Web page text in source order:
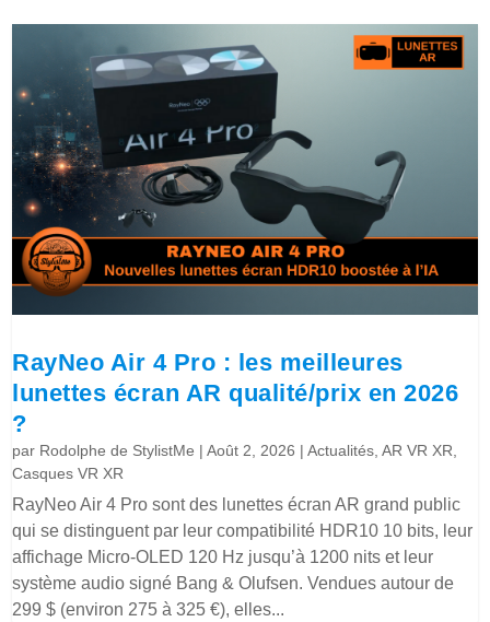
RayNeo Air 4 Pro : les meilleures
lunettes écran AR qualité/prix en 2026
?
par Rodolphe de StylistMe |Août 2, 2026 |Actualités ,AR VR XR
Casques VR XR
RayNeo Air 4 Pro sont des lunettes écran AR grand public
qui se distinguent par leur compatibilité HDR10 10 bits, leur
affichage Micro-OLED 120 Hz jusqu’à 1200 nits et leur
système audio signé Bang & Olufsen. Vendues autour de
299 $ (environ 275 à 325 €), elles...